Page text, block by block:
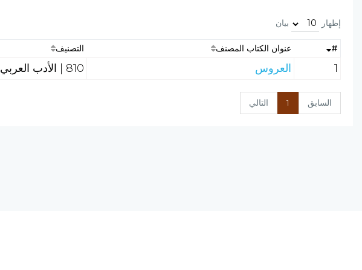
إظهار بيان
# عنوان الكتاب المصنف التصنيف
1 العروس 810 | الأدب العربي
السابق 1 التالي